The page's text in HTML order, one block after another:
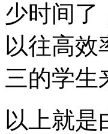
少时间了
以往高效
三的学生
以上就是